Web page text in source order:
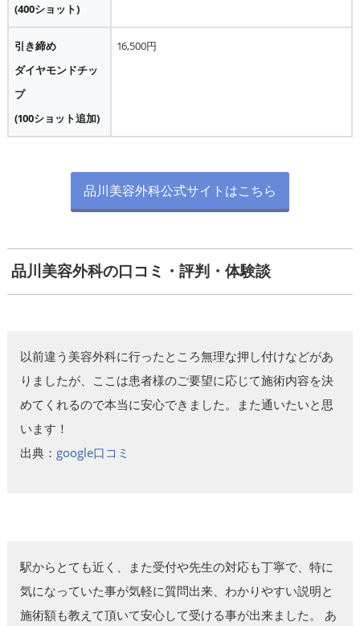
(400ショット)
引き締め
ダイヤモンドチッ
プ
(100ショット追加)
16,500円
品川美容外科公式サイトはこちら
品川美容外科の口コミ・評判・体験談
以前違う美容外科に行ったところ無理な押し付けなどがあ
りましたが、ここは患者様のご要望に応じて施術内容を決
めてくれるので本当に安心できました。また通いたいと思
います！
出典： google口コミ
駅からとても近く、また受付や先生の対応も丁寧で、特に
気になっていた事が気軽に質問出来、わかりやすい説明と
施術額も教えて頂いて安心して受ける事が出来ました。 あ